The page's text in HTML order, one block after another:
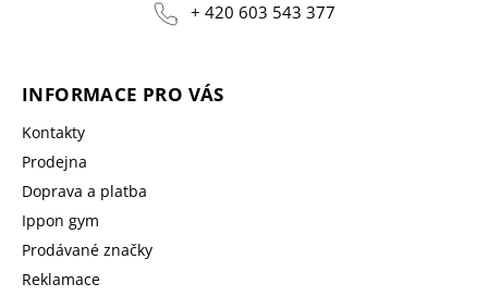
+ 420 603 543 377
INFORMACE PRO VÁS
Kontakty
Prodejna
Doprava a platba
Ippon gym
Prodávané značky
Reklamace